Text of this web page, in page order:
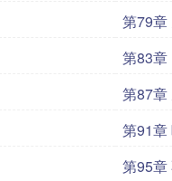
第79章
第83章
第87章
第91章
第95章